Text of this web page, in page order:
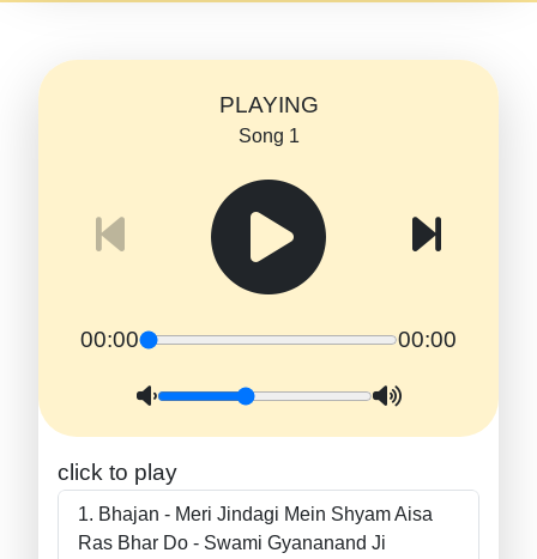
PLAYING
Song 1
00:00 00:00
click to play
Bhajan - Meri Jindagi Mein Shyam Aisa
Ras Bhar Do - Swami Gyananand Ji